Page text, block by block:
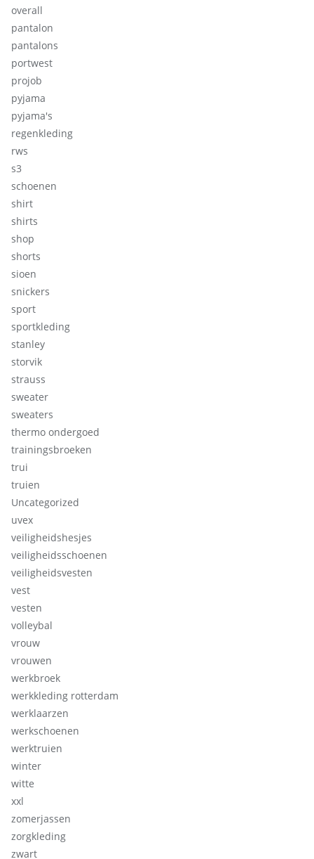
overall
pantalon
pantalons
portwest
projob
pyjama
pyjama's
regenkleding
rws
s3
schoenen
shirt
shirts
shop
shorts
sioen
snickers
sport
sportkleding
stanley
storvik
strauss
sweater
sweaters
thermo ondergoed
trainingsbroeken
trui
truien
Uncategorized
uvex
veiligheidshesjes
veiligheidsschoenen
veiligheidsvesten
vest
vesten
volleybal
vrouw
vrouwen
werkbroek
werkkleding rotterdam
werklaarzen
werkschoenen
werktruien
winter
witte
xxl
zomerjassen
zorgkleding
zwart